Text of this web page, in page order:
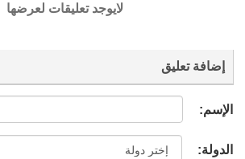
لايوجد تعليقات لعرضها
إضافة تعليق
الإسم:
الدولة: